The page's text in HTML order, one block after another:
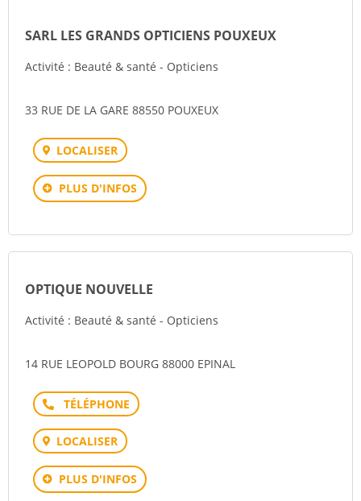
SARL LES GRANDS OPTICIENS POUXEUX
Activité : Beauté & santé - Opticiens
33 RUE DE LA GARE 88550 POUXEUX
LOCALISER
PLUS D'INFOS
OPTIQUE NOUVELLE
Activité : Beauté & santé - Opticiens
14 RUE LEOPOLD BOURG 88000 EPINAL
Téléphone
LOCALISER
PLUS D'INFOS